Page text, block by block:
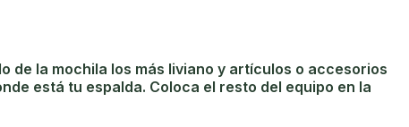
de la mochila los más liviano y artículos o accesorios
está tu espalda. Coloca el resto del equipo en la